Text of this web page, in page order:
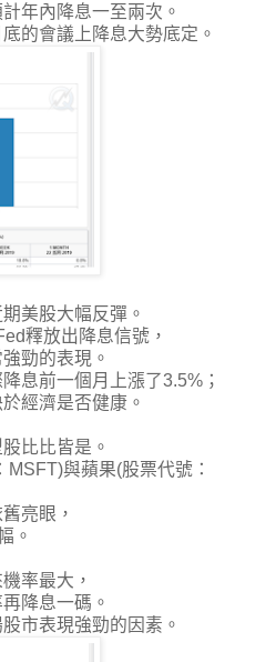
年內降息一至兩次。
的會議上降息大勢底定 。
美股大幅反彈。
釋放出降息信號，
勁的表現。
息前一個月上漲了3.5%；
經濟是否健康。
比比皆是 。
與蘋果(股票代號：
亮眼，
。
率最大，
降息一碼。
市表現強勁的因素。